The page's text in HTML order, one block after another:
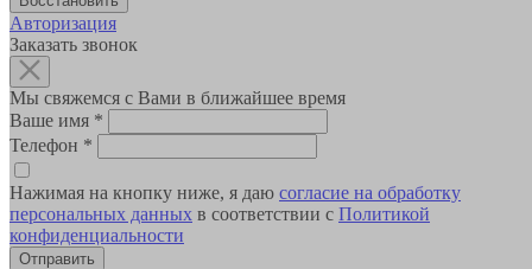
Авторизация
Заказать звонок
Мы свяжемся с Вами в ближайшее время
Ваше имя *
Телефон *
Нажимая на кнопку ниже, я даю согласие на обработку
персональных данных в соответствии с Политикой
конфиденциальности